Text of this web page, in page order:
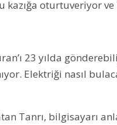
oturtuveriyor
23 yılda
Elektriği nasıl
Tanrı, bilgisayarı